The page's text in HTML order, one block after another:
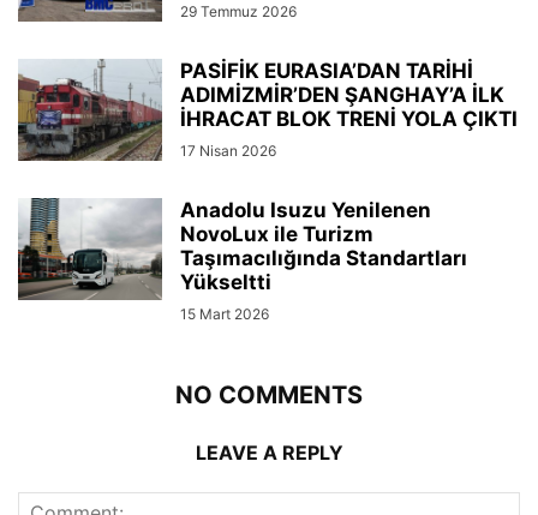
29 Temmuz 2026
PASİFİK EURASIA’DAN TARİHİ
ADIMİZMİR’DEN ŞANGHAY’A İLK
İHRACAT BLOK TRENİ YOLA ÇIKTI
17 Nisan 2026
Anadolu Isuzu Yenilenen
NovoLux ile Turizm
Taşımacılığında Standartları
Yükseltti
15 Mart 2026
NO COMMENTS
LEAVE A REPLY